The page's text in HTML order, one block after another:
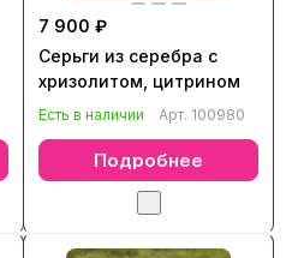
7 900 ₽
Серьги из серебра с
хризолитом, цитрином
Есть в наличии Арт. 100980
Подробнее